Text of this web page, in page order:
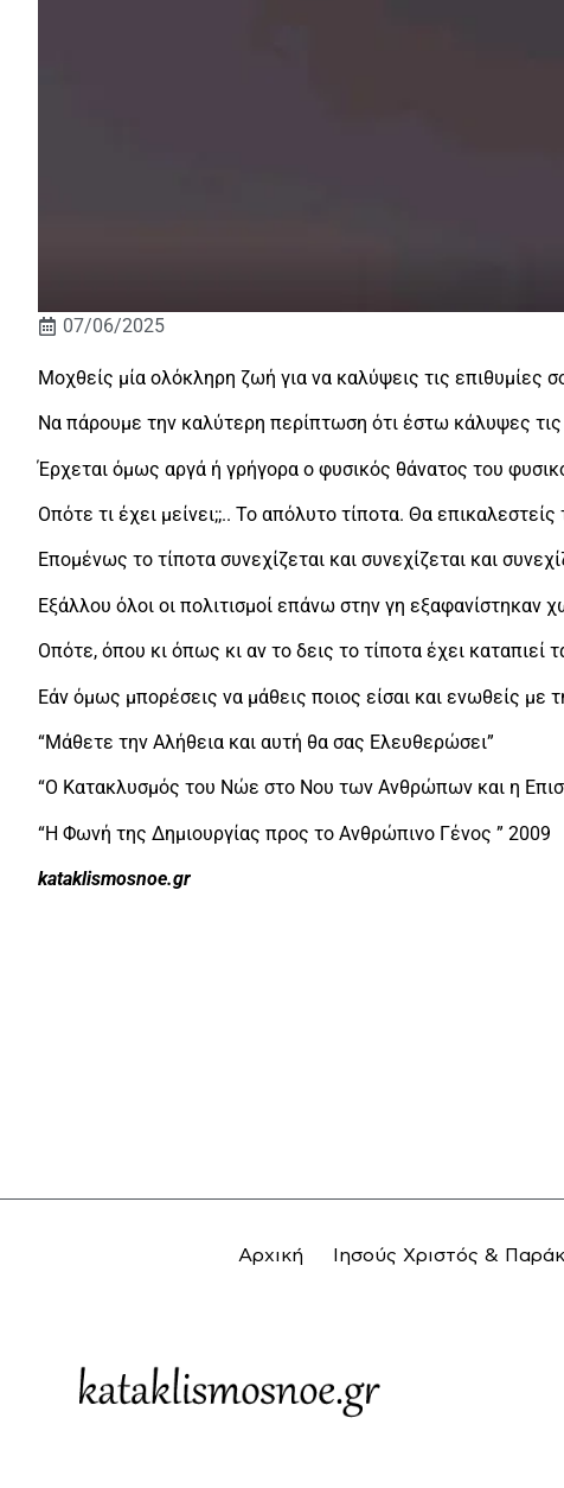
07/06/2025
Μοχθείς μία ολόκληρη ζωή για να καλύψεις τις επιθυμίες
Να πάρουμε την καλύτερη περίπτωση ότι έστω κάλυψες
Έρχεται όμως αργά ή γρήγορα ο φυσικός θάνατος του
Οπότε τι έχει μείνει;;.. To απόλυτο τίποτα. Θα
Επομένως το τίποτα συνεχίζεται και συνεχίζεται και
Εξάλλου όλοι οι πολιτισμοί επάνω στην γη εξαφανίστηκαν
Οπότε, όπου κι όπως κι αν το δεις το τίποτα έχει καταπιεί
Εάν όμως μπορέσεις να μάθεις ποιος είσαι και ενωθείς
“Μάθετε την Αλήθεια και αυτή θα σας Ελευθερώσει”
“Ο Κατακλυσμός του Νώε στο Νου των Ανθρώπων και η
“Η Φωνή της Δημιουργίας προς το Ανθρώπινο Γένος ” 2009
kataklismosnoe.gr
Αρχική Ιησούς Χριστός &